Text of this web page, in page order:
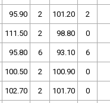
95.90 2 101.20 2
111.50 2 98.80 0
95.80 6 93.10 6
100.50 2 100.90 0
102.70 2 101.70 0